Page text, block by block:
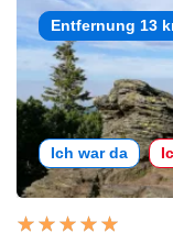
Entfernung 13
Ich war da